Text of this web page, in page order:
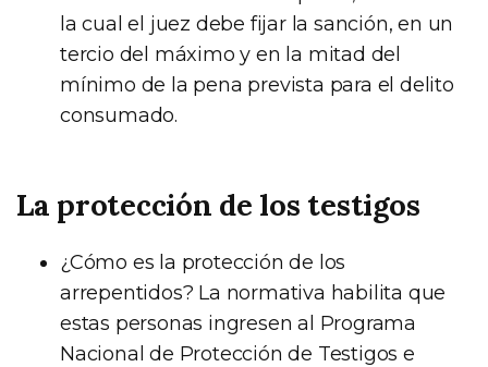
la cual el juez debe fijar la sanción, en un
tercio del máximo y en la mitad del
mínimo de la pena prevista para el delito
consumado.
La protección de los testigos
¿Cómo es la protección de los
arrepentidos? La normativa habilita que
estas personas ingresen al Programa
Nacional de Protección de Testigos e